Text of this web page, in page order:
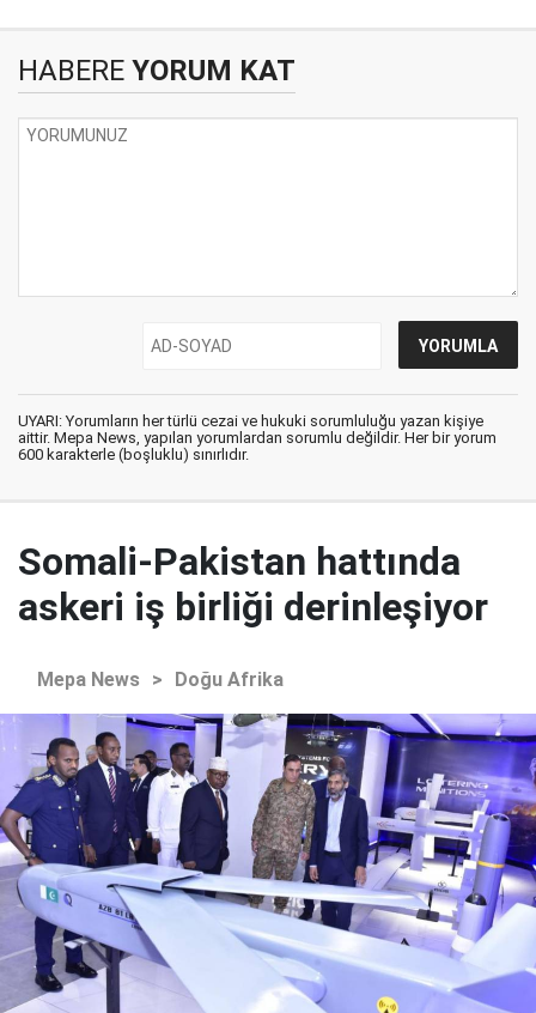
HABERE YORUM KAT
UYARI: Yorumların her türlü cezai ve hukuki sorumluluğu yazan kişiye
aittir. Mepa News, yapılan yorumlardan sorumlu değildir. Her bir yorum
600 karakterle (boşluklu) sınırlıdır.
Somali-Pakistan hattında
askeri iş birliği derinleşiyor
Mepa News > Doğu Afrika